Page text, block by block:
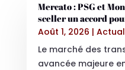
Mercato : PSG et
sceller un accord
Août 1, 2026 |
Le marché des
avancée majeure